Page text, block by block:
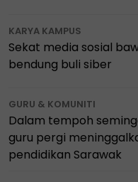
KARYA KAMPUS
Sekat media sosial
bendung buli siber
GURU & KOMUNITI
Dalam tempoh
guru pergi
pendidikan Sarawak